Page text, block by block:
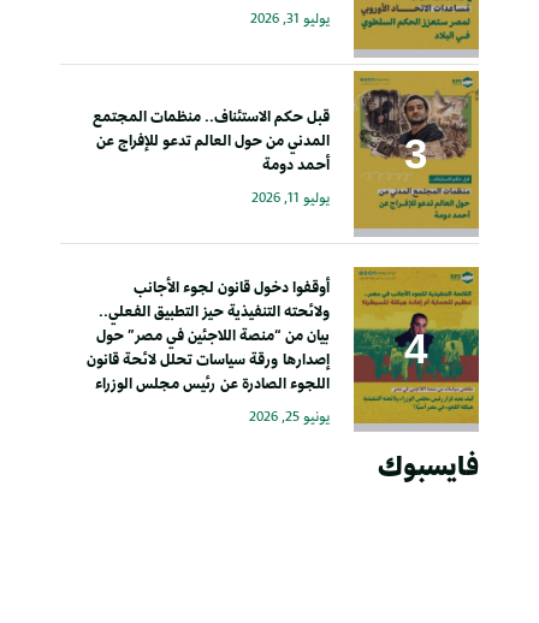
يوليو 31, 2026
قبل حكم الاستئناف.. منظمات المجتمع
المدني من حول العالم تدعو للإفراج عن
أحمد دومة
يوليو 11, 2026
أوقفوا دخول قانون لجوء الأجانب
ولائحته التنفيذية حيز التطبيق الفعلي..
بيان من “منصة اللاجئين في مصر” حول
إصدارها ورقة سياسات تحلل لائحة قانون
اللجوء الصادرة عن رئيس مجلس الوزراء
يونيو 25, 2026
فايسبوك